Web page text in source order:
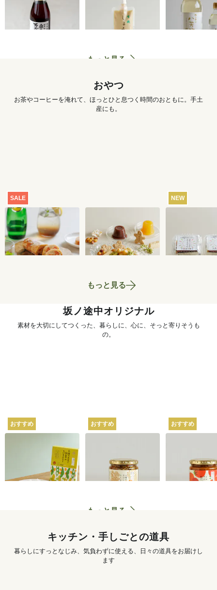
（ストレートタイ
プ）365ml
もっと見る
おやつ
お茶やコーヒーを淹れて、ほっとひと息つく時間のおともに。手土
産にも。
SALE
【特別価格】瀬戸内
レモンのサマーシュ
トーレン 200g
2,519円
おまかせおやつ定期
便[定期宅配]
1,980円
NEW
もっと見る
坂ノ途中オリジナル
素材を大切にしてつくった、暮らしに、心に、そっと寄りそうも
の。
おすすめ
坂ノ途中オリジナル
2種の大豆と白みその
スパイスカレー 180g
620円〜
おすすめ
らし寿司 250g
1,250
おすすめ
ぜごはん 250g
もっと見る
キッチン・手しごとの道具
暮らしにすっとなじみ、気負わずに使える、日々の道具をお届けし
ます